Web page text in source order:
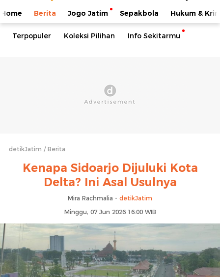
Home Berita Jogo Jatim Sepakbola Hukum &
Terpopuler Koleksi Pilihan Info Sekitarmu
detikJatim Berita
Kenapa Sidoarjo Dijuluki Kota
Delta? Ini Asal Usulnya
Mira Rachmalia - detikJatim
Minggu, 07 Jun 2026 16:00 WIB